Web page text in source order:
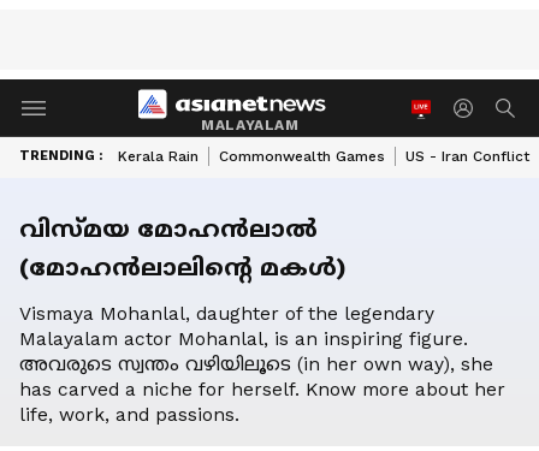
MALAYALAM
TRENDING : Kerala Rain Commonwealth Games US - Iran Conflict
വിസ്മയ മോഹൻലാൽ
(മോഹൻലാലിന്റെ മകൾ)
Vismaya Mohanlal, daughter of the legendary
Malayalam actor Mohanlal, is an inspiring figure.
അവരുടെ സ്വന്തം വഴിയിലൂടെ (in her own way), she
has carved a niche for herself. Know more about her
life, work, and passions.